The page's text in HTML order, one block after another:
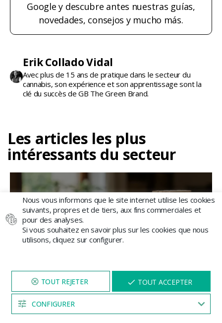
Google y descubre antes nuestras guías,
novedades, consejos y mucho más.
Erik Collado Vidal
Avec plus de 15 ans de pratique dans le secteur du
cannabis, son expérience et son apprentissage sont la
clé du succès de GB The Green Brand.
Les articles les plus
intéressants du secteur
Plantes de cannabis lyophilisées : un
séchage alternatif
Aujourd'hui, chez GB The Green Brand, nous
Lire la suite
Nous vous informons que le site internet utilise les cookies
suivants, propres et de tiers, aux fins commerciales et
pour des analyses.
Si vous souhaitez en savoir plus sur les cookies que nous
utilisons, cliquez sur configurer.
CONFIGURER
TOUT ACCEPTER
NAVIGUEZ SUR NOTRE SITE
PENDANT 5 MINUTES ET UNE
REMISEVOUS SERA PROPOSÉE
04:52